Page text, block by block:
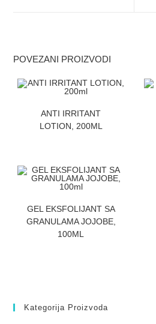
POVEZANI PROIZVODI
ANTI IRRITANT
LOTION, 200ML
GEL EKSFOLIJANT SA
GRANULAMA JOJOBE,
100ML
Kategorija Proizvoda